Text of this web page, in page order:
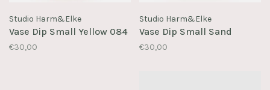
Studio Harm&Elke
Vase Dip Small Yellow 084
€30,00
Studio Harm&Elke
Vase Dip Small Sand
€30,00